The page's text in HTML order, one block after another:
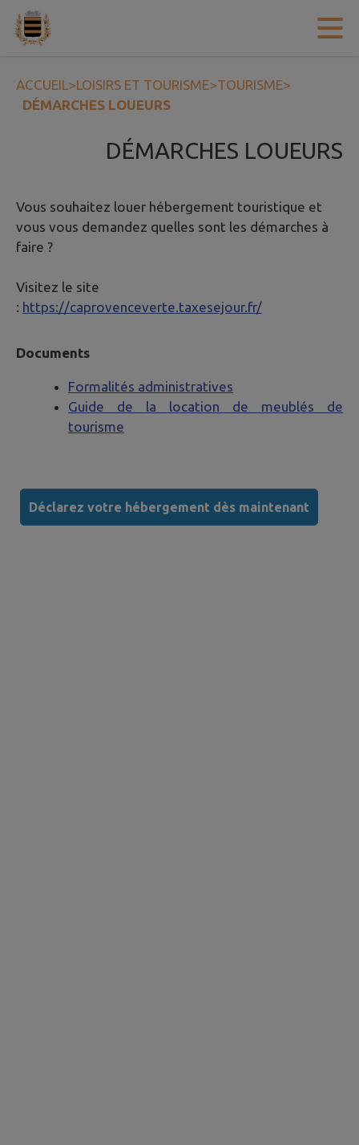
Contenu
ACCUEIL>LOISIRS ET TOURISME>TOURISME>
DÉMARCHES LOUEURS
DÉMARCHES LOUEURS
Vous souhaitez louer hébergement touristique et
vous vous demandez quelles sont les démarches à
faire ?
Visitez le site
: https://caprovenceverte.taxesejour.fr/
Documents
Formalités administratives
Guide de la location de meublés de
tourisme
Déclarez votre hébergement dès maintenant